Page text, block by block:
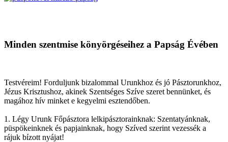
Minden szentmise könyörgéseihez a Papság Évében
Testvéreim! Forduljunk bizalommal Urunkhoz és jó Pásztorunkhoz,
Jézus Krisztushoz, akinek Szentséges Szíve szeret bennünket, és
magához hív minket e kegyelmi esztendőben.
1. Légy Urunk Főpásztora lelkipásztorainknak: Szentatyánknak,
püspökeinknek és papjainknak, hogy Szíved szerint vezessék a
rájuk bízott nyájat!